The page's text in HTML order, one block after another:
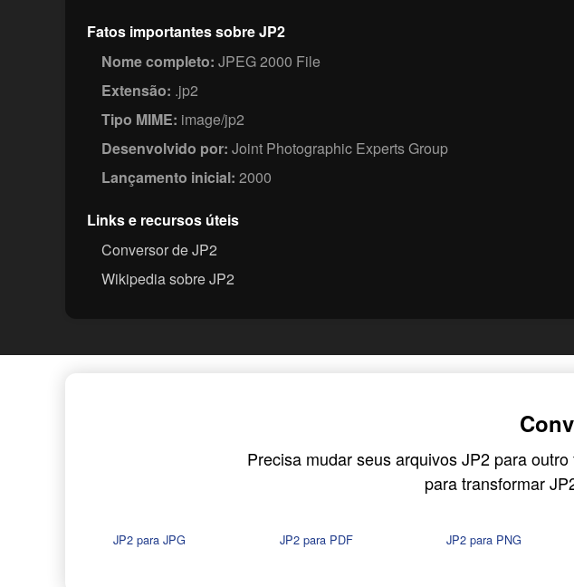
Fatos importantes sobre JP2
Nome completo: JPEG 2000 File
Extensão: .jp2
Tipo MIME: image/jp2
Desenvolvido por: Joint Photographic Experts Group
Lançamento inicial: 2000
Links e recursos úteis
Conversor de JP2
Wikipedia sobre JP2
Precisa mudar seus arquivos JP2 para
para transformar
JP2 para JPG JP2 para PDF JP2 para PNG